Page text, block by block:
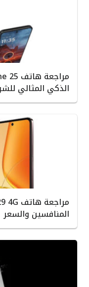
الذكي المثالي
المنافسين والسعر